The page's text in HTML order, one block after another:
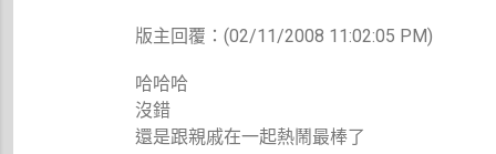
版主回覆：(02/11/2008 11:02:05 PM)
哈哈哈
沒錯
還是跟親戚在一起熱鬧最棒了